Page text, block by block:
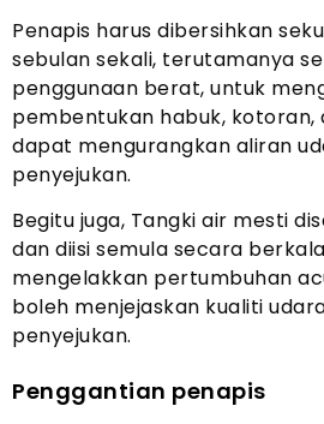
Penapis harus dibersihkan
sebulan sekali, terutamanya
penggunaan berat, untuk
pembentukan habuk, kotoran,
dapat mengurangkan aliran
penyejukan.
Begitu juga, Tangki air mesti
dan diisi semula secara
mengelakkan pertumbuhan
boleh menjejaskan kualiti
penyejukan.
Penggantian penapis